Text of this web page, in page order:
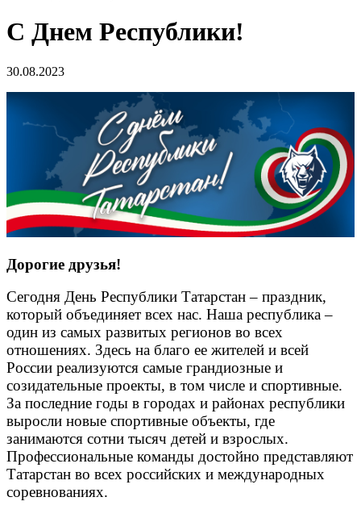
С Днем Республики!
30.08.2023
Дорогие друзья!
Сегодня День Республики Татарстан – праздник,
который объединяет всех нас. Наша республика –
один из самых развитых регионов во всех
отношениях. Здесь на благо ее жителей и всей
России реализуются самые грандиозные и
созидательные проекты, в том числе и спортивные.
За последние годы в городах и районах республики
выросли новые спортивные объекты, где
занимаются сотни тысяч детей и взрослых.
Профессиональные команды достойно представляют
Татарстан во всех российских и международных
соревнованиях.